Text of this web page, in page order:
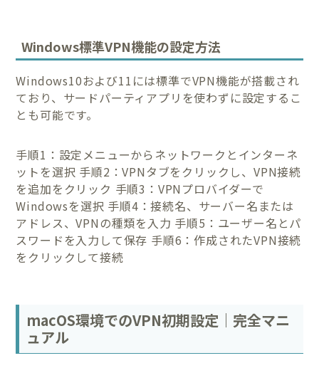
Windows標準VPN機能の設定方法
Windows10および11には標準でVPN機能が搭載され
ており、サードパーティアプリを使わずに設定するこ
とも可能です。
手順1：設定メニューからネットワークとインターネ
ットを選択 手順2：VPNタブをクリックし、VPN接続
を追加をクリック 手順3：VPNプロバイダーで
Windowsを選択 手順4：接続名、サーバー名または
アドレス、VPNの種類を入力 手順5：ユーザー名とパ
スワードを入力して保存 手順6：作成されたVPN接続
をクリックして接続
macOS環境でのVPN初期設定｜完全マニ
ュアル